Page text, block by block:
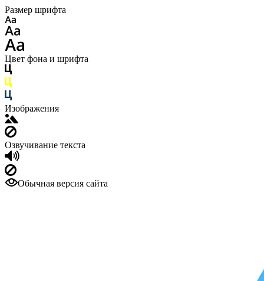
Размер шрифта
Цвет фона и шрифта
Изображения
Озвучивание текста
Обычная версия сайта